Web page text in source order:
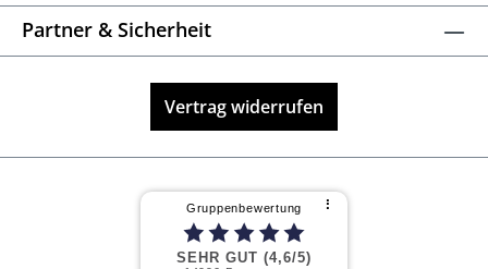
Partner & Sicherheit
Vertrag widerrufen